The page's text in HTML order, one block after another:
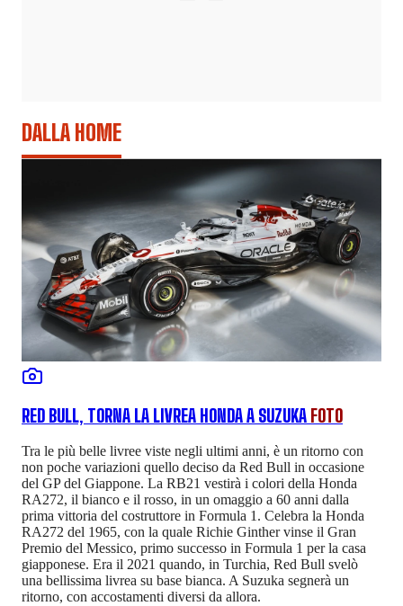
DALLA HOME
RED BULL, TORNA LA LIVREA HONDA A SUZUKA FOTO
Tra le più belle livree viste negli ultimi anni, è un ritorno con
non poche variazioni quello deciso da Red Bull in occasione
del GP del Giappone. La RB21 vestirà i colori della Honda
RA272, il bianco e il rosso, in un omaggio a 60 anni dalla
prima vittoria del costruttore in Formula 1. Celebra la Honda
RA272 del 1965, con la quale Richie Ginther vinse il Gran
Premio del Messico, primo successo in Formula 1 per la casa
giapponese. Era il 2021 quando, in Turchia, Red Bull svelò
una bellissima livrea su base bianca. A Suzuka segnerà un
ritorno, con accostamenti diversi da allora.